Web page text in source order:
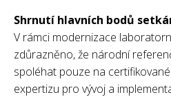
Shrnutí hlavních bodů
V rámci modernizace
zdůrazněno, že národní
spoléhat pouze na
expertizu pro vývoj a